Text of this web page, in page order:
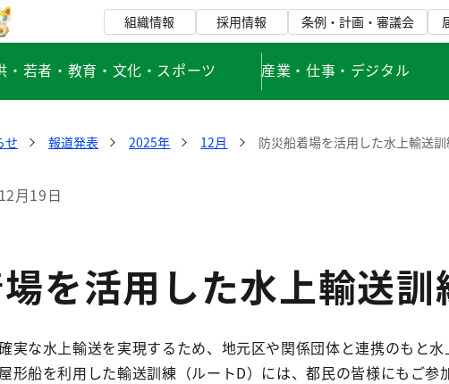
組織情報 採用情報 条例・計画・審議会
・若者・教育・文化・スポーツ 産業・仕事・デジタル
せ 報道発表 2025年 12月 防災船着場を活用した水上輸送
月19日
を活用した水上輸送
実な水上輸送を実現するため、地元区や関係団体と連携のもと水
形船を利用した輸送訓練（ルートD）には、都民の皆様にもご参